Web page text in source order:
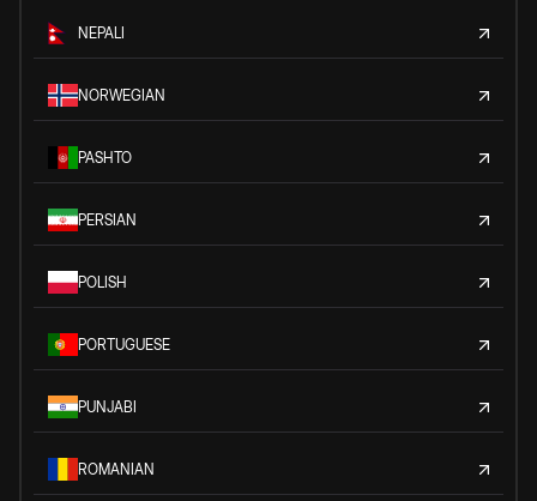
NEPALI
NORWEGIAN
PASHTO
PERSIAN
POLISH
PORTUGUESE
PUNJABI
ROMANIAN